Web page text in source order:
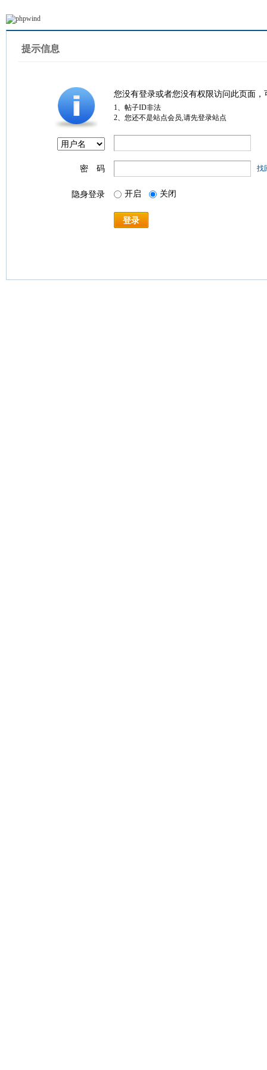
提示信息
您没有登录或者您没有权限访问此页面
1、帖子ID非法
2、您还不是站点会员,请先登录站点
密 码 找
隐身登录 开启 关闭
登录